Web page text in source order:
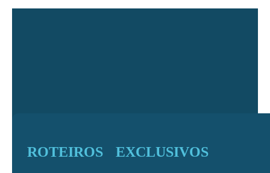
ROTEIROS EXCLUSIVOS